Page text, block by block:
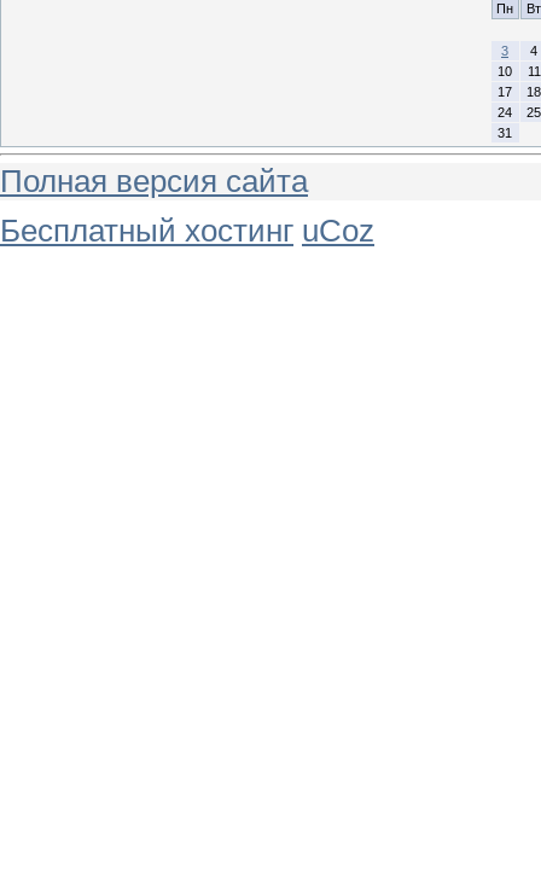
Пн
Вт
3
4
10
11
17
18
24
25
31
Полная версия сайта
Бесплатный хостинг uCoz